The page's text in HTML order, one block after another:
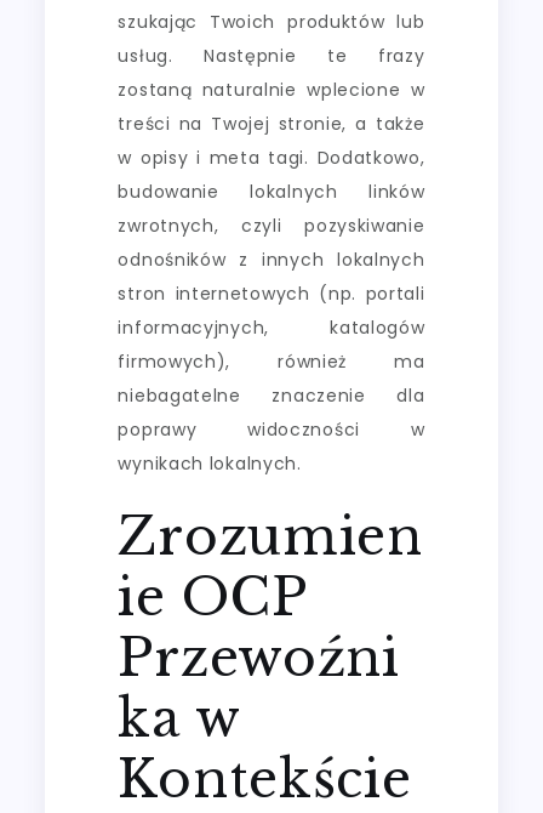
szukając Twoich produktów lub
usług. Następnie te frazy
zostaną naturalnie wplecione w
treści na Twojej stronie, a także
w opisy i meta tagi. Dodatkowo,
budowanie lokalnych linków
zwrotnych, czyli pozyskiwanie
odnośników z innych lokalnych
stron internetowych (np. portali
informacyjnych, katalogów
firmowych), również ma
niebagatelne znaczenie dla
poprawy widoczności w
wynikach lokalnych.
Zrozumien
ie OCP
Przewoźni
ka w
Kontekście